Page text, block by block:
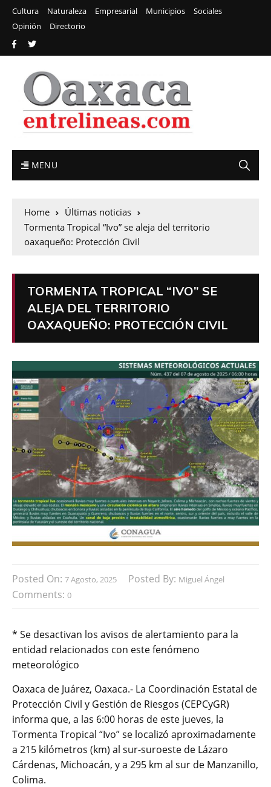
Cultura Naturaleza Empresarial Municipios
Sociales
Opinión
Directorio
MENU
Home
Últimas noticias
Tormenta Tropical “Ivo” se aleja del territorio
oaxaqueño: Protección Civil
TORMENTA TROPICAL “IVO” SE
ALEJA DEL TERRITORIO
OAXAQUEÑO: PROTECCIÓN CIVIL
Posted On: 7 Agosto, 2025 Posted By: Miguel Ángel
Comments: 0
* Se desactivan los avisos de alertamiento para la
entidad relacionados con este fenómeno
meteorológico
Oaxaca de Juárez, Oaxaca.- La Coordinación Estatal de
Protección Civil y Gestión de Riesgos (CEPCyGR)
informa que, a las 6:00 horas de este jueves, la
Tormenta Tropical “Ivo” se localizó aproximadamente
a 215 kilómetros (km) al sur-suroeste de Lázaro
Cárdenas, Michoacán, y a 295 km al sur de Manzanillo,
Colima.